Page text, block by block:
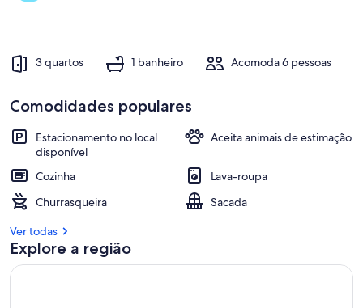
3 quartos 1 banheiro Acomoda 6 pessoas
Comodidades populares
Estacionamento no local
disponível
Aceita animais de estimação
Cozinha
Lava-roupa
Churrasqueira
Sacada
Ver todas
Explore a região